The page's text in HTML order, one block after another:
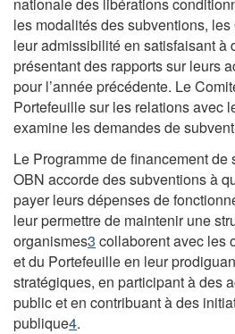
les modalités des subventions,
leur admissibilité en satisfaisant à
présentant des rapports sur leurs
pour l’année précédente. Le
Portefeuille sur les relations avec
examine les demandes de
Le Programme de financement de
OBN accorde des subventions à
payer leurs dépenses de
leur permettre de maintenir une
organismes3 collaborent avec les
et du Portefeuille en leur
stratégiques, en participant à des
public et en contribuant à des
publique4.